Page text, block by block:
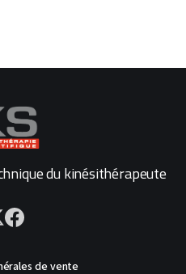
du kinésithérapeute
de vente